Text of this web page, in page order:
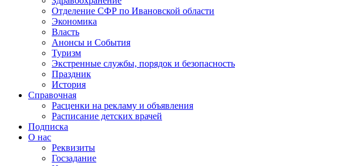
Отделение СФР по Ивановской области
Экономика
Власть
Анонсы и События
Туризм
Экстренные службы, порядок и безопасность
Праздник
История
Справочная
Расценки на рекламу и объявления
Расписание детских врачей
Подписка
О нас
Реквизиты
Госзадание